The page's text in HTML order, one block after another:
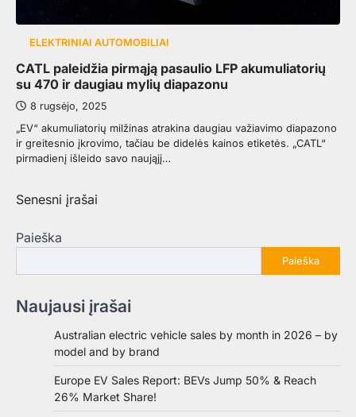
ELEKTRINIAI AUTOMOBILIAI
CATL paleidžia pirmąją pasaulio LFP akumuliatorių
su 470 ir daugiau mylių diapazonu
8 rugsėjo, 2025
„EV“ akumuliatorių milžinas atrakina daugiau važiavimo diapazono
ir greitesnio įkrovimo, tačiau be didelės kainos etiketės. „CATL“
pirmadienį išleido savo naująjį…
Navigacija
įrašų
Senesni įrašai
Paieška
Paieška
Naujausi įrašai
Australian electric vehicle sales by month in 2026 – by
model and by brand
Europe EV Sales Report: BEVs Jump 50% & Reach
26% Market Share!